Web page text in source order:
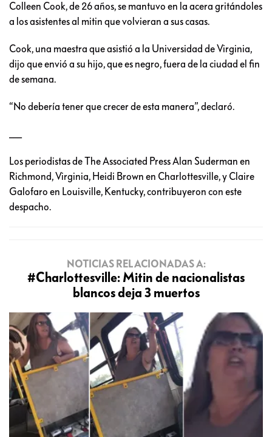
Colleen Cook, de 26 años, se mantuvo en la acera gritándoles
a los asistentes al mitin que volvieran a sus casas.
Cook, una maestra que asistió a la Universidad de Virginia,
dijo que envió a su hijo, que es negro, fuera de la ciudad el fin
de semana.
“No debería tener que crecer de esta manera”, declaró.
Los periodistas de The Associated Press Alan Suderman en
Richmond, Virginia, Heidi Brown en Charlottesville, y Claire
Galofaro en Louisville, Kentucky, contribuyeron con este
despacho.
NOTICIAS RELACIONADAS A:
#Charlottesville: Mitin de nacionalistas
blancos deja 3 muertos